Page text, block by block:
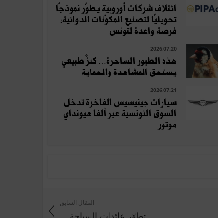
ائتلاف شركات أوروبية يطوّر نموذجًا
تحويليًا لتصنيع المكوّنات الدوائية،
فرصة واعدة لتونس
2026.07.20
هذه الطيور الساحرة… كنزٌ طبيعي
يستحق المشاهدة والحماية
2026.07.21
سيارات جينيسيس الفاخرة تدخل
السوق التونسية عبر ألفا هيونداي
موتور
المقال السابق
تطوّر عائدات السياحة ...